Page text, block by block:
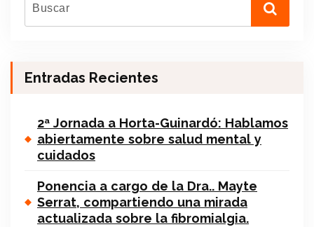
Entradas Recientes
2ª Jornada a Horta-Guinardó: Hablamos
abiertamente sobre salud mental y
cuidados
Ponencia a cargo de la Dra.. Mayte
Serrat, compartiendo una mirada
actualizada sobre la fibromialgia.